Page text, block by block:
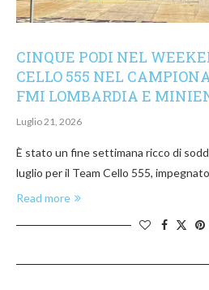
CINQUE PODI NEL
CELLO 555 NEL
FMI LOMBARDIA E
Luglio 21, 2026
È stato un fine settimana ricco di
luglio per il Team Cello 555,
Read more